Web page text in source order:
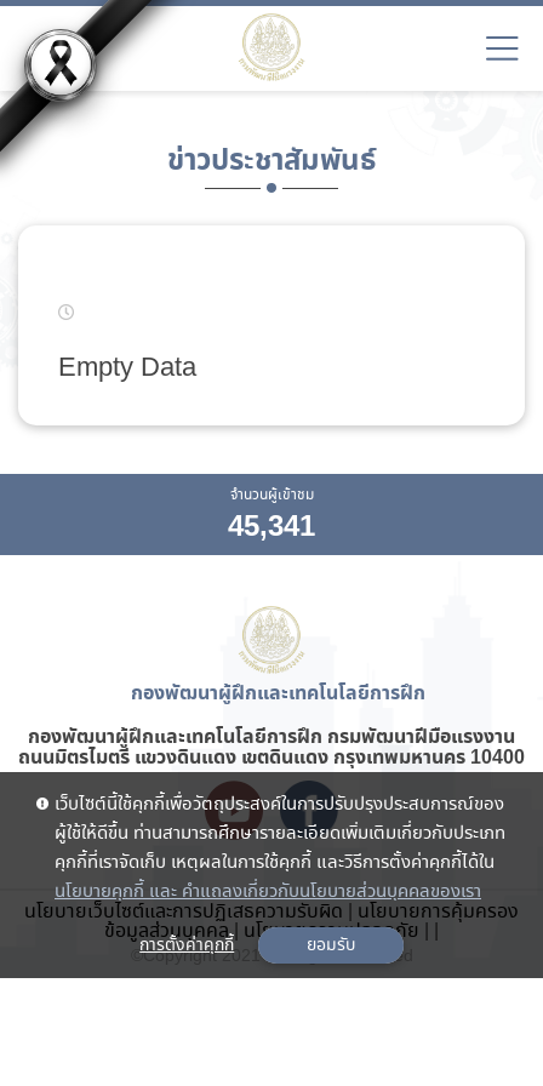
ข่าวประชาสัมพันธ์
Empty Data
จำนวนผู้เข้าชม
45,341
กองพัฒนาผู้ฝึกและเทคโนโลยีการฝึก
กองพัฒนาผู้ฝึกและเทคโนโลยีการฝึก กรมพัฒนาฝีมือแรงงาน
ถนนมิตรไมตรี แขวงดินแดง เขตดินแดง กรุงเทพมหานคร 10400
นโยบายเว็บไซต์และการปฏิเสธความรับผิด | นโยบายการคุ้มครอง
ข้อมูลส่วนบุคคล| นโยบายความปลอดภัย | |
©Copyright 2021 . All rights reserved
เว็บไซต์นี้ใช้คุกกี้เพื่อวัตถุประสงค์ในการปรับปรุงประสบการณ์ของ
ผู้ใช้ให้ดีขึ้น ท่านสามารถศึกษารายละเอียดเพิ่มเติมเกี่ยวกับประเภท
คุกกี้ที่เราจัดเก็บ เหตุผลในการใช้คุกกี้ และวิธีการตั้งค่าคุกกี้ได้ใน
นโยบายคุกกี้ และ คำแถลงเกี่ยวกับนโยบายส่วนบุคคลของเรา
การตั้งค่าคุกกี้ ยอมรับ